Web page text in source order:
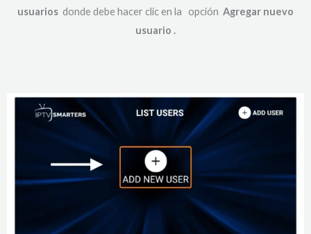
usuarios donde debe hacer clic en la opción Agregar nuevo
usuario .